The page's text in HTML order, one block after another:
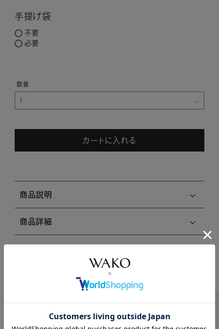
手提げ袋
不要
必要
カートに入れる
商品説明
商品詳細